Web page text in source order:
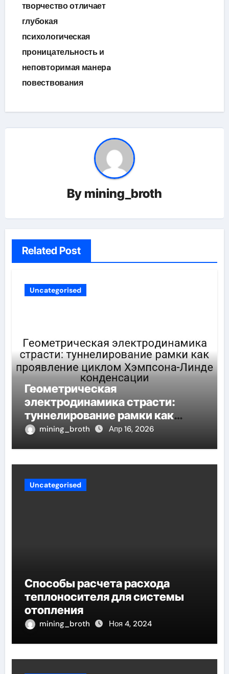
творчество отличает
глубокая
психологическая
проницательность и
неповторимая манерa
повествования
By mining_broth
Related Post
Uncategorised
Геометрическая
электродинамика страсти:
туннелирование рамки как
проявление циклом Хэмпсона-
mining_broth Апр 16, 2026
Uncategorised
Способы расчета расхода
теплоносителя для системы
отопления
mining_broth Ноя 4, 2024